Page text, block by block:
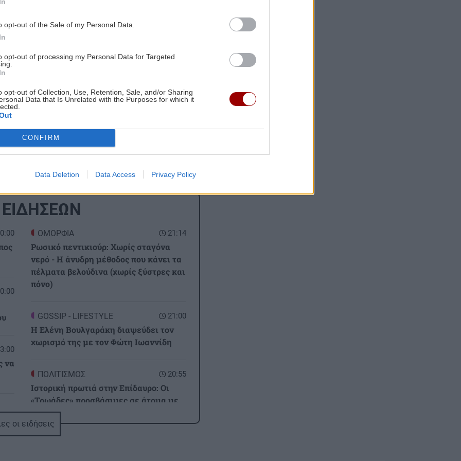
opt-out of the Sale of my Personal Data.
opt-out of processing my Personal Data for Targeted
opt-out of Collection, Use, Retention, Sale, and/or Sharing
Data that Is Unrelated with the Purposes for which it
CONFIRM
Data Deletion Data Access Privacy Policy
το πώς βρέθηκε ο ανήλικος στο γήπεδο
σύμφωνα με τους βενζινοπώλες
τρόφιμα σε σύγκριση με το 2021
στο Λονδίνο για την κηδεία του Μπάλντοκ»
να
21:14
ΟΜΟΡΦΙΑ
Ρωσικό πεντικιούρ: Χωρίς σταγόνα
νερό - Η άνυδρη μέθοδος που κάνει τα
πέλματα βελούδινα (χωρίς ξύστρες και
πόνο)
21:00
GOSSIP - LIFESTYLE
Η Ελένη Βουλγαράκη διαψεύδει τον
χωρισμό της με τον Φώτη Ιωαννίδη
20:55
ΠΟΛΙΤΙΣΜΟΣ
Ιστορική πρωτιά στην Επίδαυρο: Οι
«Τρωάδες» προσβάσιμες σε άτομα με
αισθητηριακές αναπηρίες
οι ειδήσεις